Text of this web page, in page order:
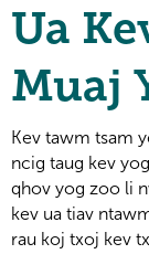
Ua
Muaj
Kev tawm tsam
ncig taug kev
qhov yog zoo li
kev ua tiav
rau koj txoj kev